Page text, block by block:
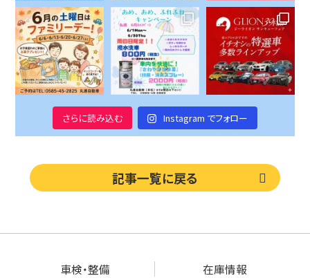
さらに読み込む Instagram でフォロー
記事一覧に戻る
車検・整備
在庫情報